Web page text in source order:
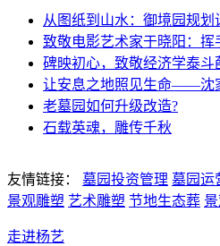
从图纸到山水：御境园规
致敬电影艺术家于晓阳：挥
碑映初心，致敬经济学泰斗
让安息之地照见生命——沈
老墓园如何升级改造?
石载英魂，雕传千秋
友情链接： 墓园投资管理 墓园运
景观雕塑 艺术雕塑 节地生态葬
走进杨艺